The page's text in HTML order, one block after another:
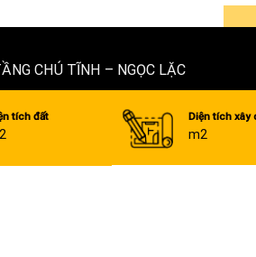
CHÚ TĨNH – NGỌC LẶC
tích đất Diện tích xây
m2